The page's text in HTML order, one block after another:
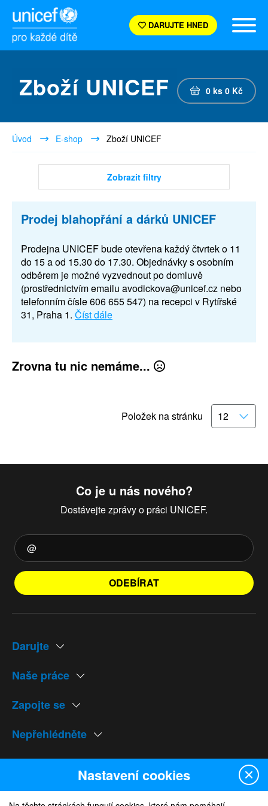
DARUJTE HNED
Zboží UNICEF 0 ks 0 Kč
Úvod E-shop Zboží UNICEF
Zobrazit filtry
Prodej blahopřání a dárků UNICEF
Prodejna UNICEF bude otevřena každý čtvrtek o 11
do 15 a od 15.30 do 17.30. Objednávky s osobním
odběrem je možné vyzvednout po domluvě
(prostřednictvím emailu avodickova@unicef.cz nebo
telefonním čísle 606 655 547) na recepci v Rytířské
31, Praha 1. Číst dále
Zrovna tu nic nemáme...
Položek na stránku
Co je u nás nového?
Dostávejte zprávy o práci UNICEF.
ODEBÍRAT
Darujte
Naše práce
Zapojte se
Nepřehlédněte
Naše weby
Nastavení cookies